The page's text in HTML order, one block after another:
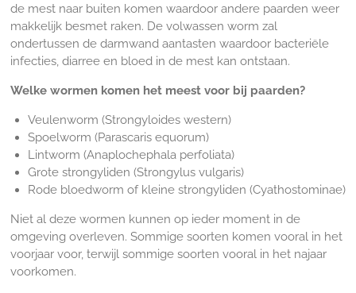
de mest naar buiten komen waardoor andere paarden weer
makkelijk besmet raken. De volwassen worm zal
ondertussen de darmwand aantasten waardoor bacteriële
infecties, diarree en bloed in de mest kan ontstaan.
Welke wormen komen het meest voor bij paarden?
Veulenworm (Strongyloides western)
Spoelworm (Parascaris equorum)
Lintworm (Anaplochephala perfoliata)
Grote strongyliden (Strongylus vulgaris)
Rode bloedworm of kleine strongyliden (Cyathostominae)
Niet al deze wormen kunnen op ieder moment in de
omgeving overleven. Sommige soorten komen vooral in het
voorjaar voor, terwijl sommige soorten vooral in het najaar
voorkomen.